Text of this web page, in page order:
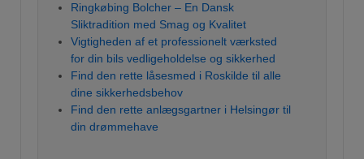
Ringkøbing Bolcher – En Dansk
Sliktradition med Smag og Kvalitet
Vigtigheden af et professionelt værksted
for din bils vedligeholdelse og sikkerhed
Find den rette låsesmed i Roskilde til alle
dine sikkerhedsbehov
Find den rette anlægsgartner i Helsingør til
din drømmehave